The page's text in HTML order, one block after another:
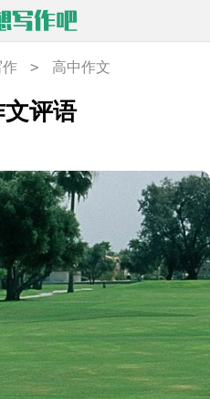
作 > 高中作文
评语